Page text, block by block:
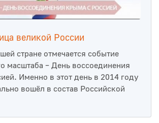
великой России
стране отмечается событие
масштаба – День воссоединения
Именно в этот день в 2014 году
вошёл в состав Российской